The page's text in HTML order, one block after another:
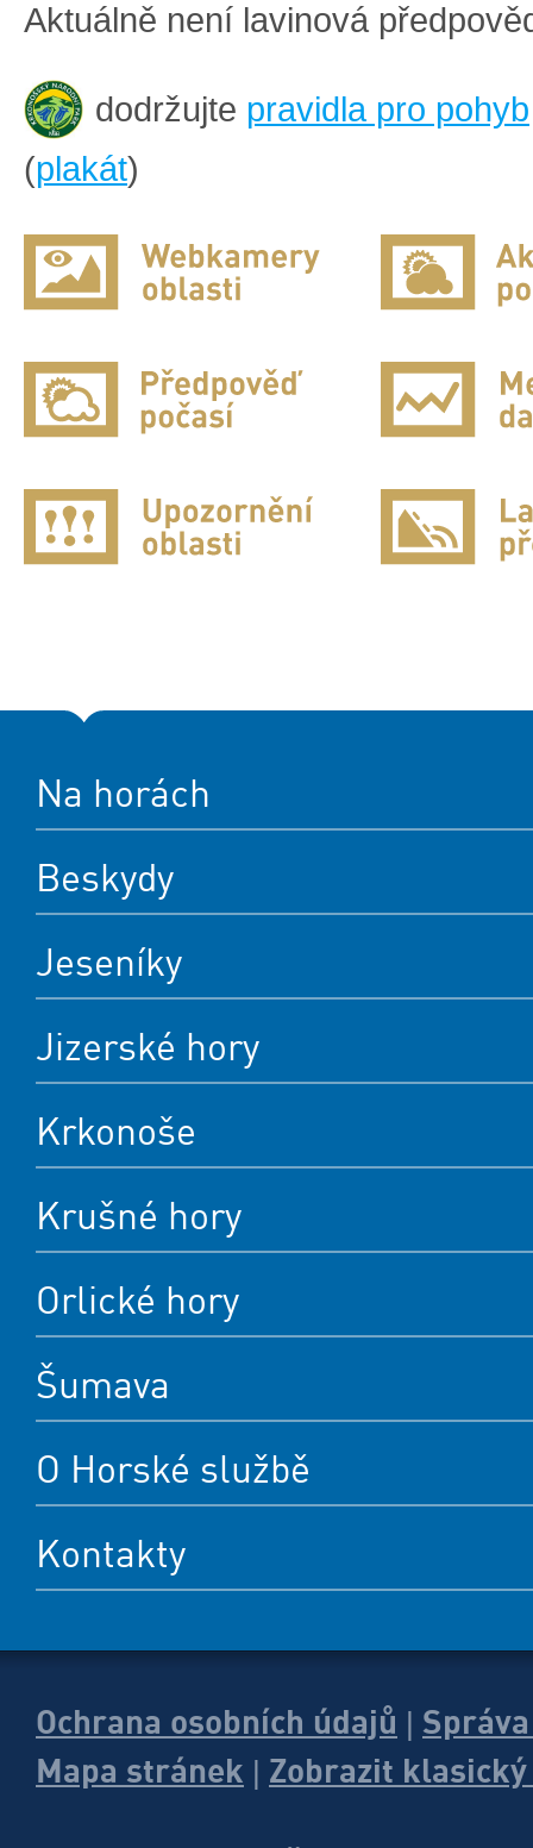
Aktuálně není lavinová
dodržujte pravidla pro pohyb
(plakát)
Na horách
Beskydy
Jeseníky
Jizerské hory
Krkonoše
Krušné hory
Orlické hory
Šumava
O Horské službě
Kontakty
Ochrana osobních údajů
Mapa stránek
Zobrazit